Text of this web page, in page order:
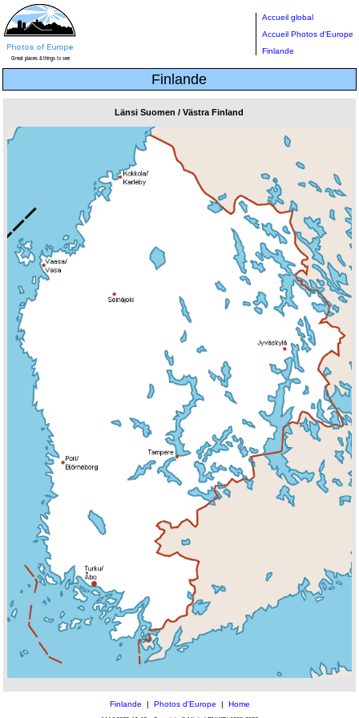
Accueil global
Accueil Photos d'Europe
Finlande
Finlande
Länsi Suomen / Västra Finland
Finlande | Photos d'Europe | Home